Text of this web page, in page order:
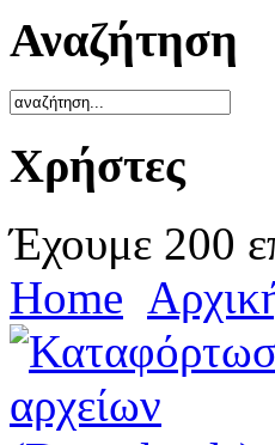
Αναζήτηση
Χρήστες
Έχουμε 200
Home